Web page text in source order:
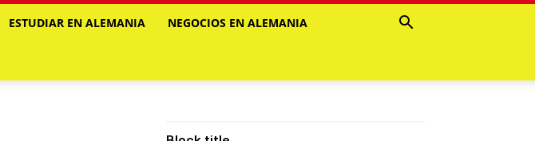
ESTUDIAR EN ALEMANIA NEGOCIOS EN ALEMANIA